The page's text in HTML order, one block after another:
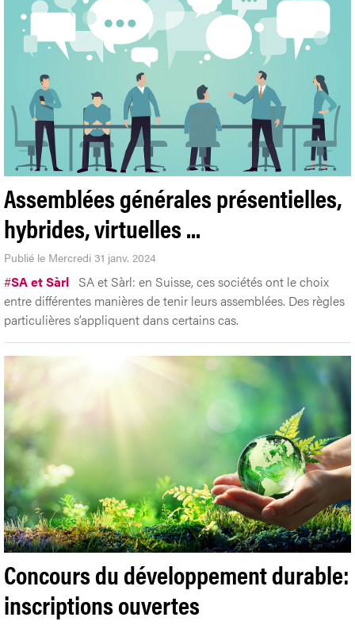
Assemblées générales présentielles,
hybrides, virtuelles ...
Publié le Mercredi 31 janv. 2024
#SA et Sàrl SA et Sàrl: en Suisse, ces sociétés ont le choix
entre différentes manières de tenir leurs assemblées. Des règles
particulières s’appliquent dans certains cas.
Concours du développement durable:
inscriptions ouvertes